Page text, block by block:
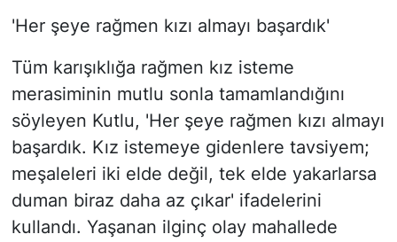
'Her şeye rağmen kızı almayı başardık'
Tüm karışıklığa rağmen kız isteme
merasiminin mutlu sonla tamamlandığını
söyleyen Kutlu, 'Her şeye rağmen kızı almayı
başardık. Kız istemeye gidenlere tavsiyem;
meşaleleri iki elde değil, tek elde yakarlarsa
duman biraz daha az çıkar' ifadelerini
kullandı. Yaşanan ilginç olay mahallede